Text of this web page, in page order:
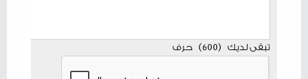
تبقى لديك (
600
) حرف